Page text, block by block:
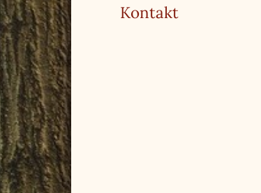
Kontakt